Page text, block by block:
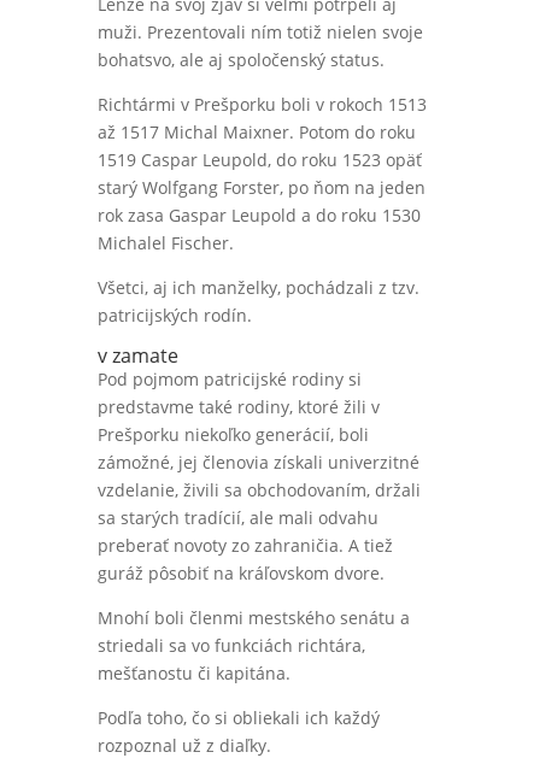
muži. Prezentovali ním totiž nielen svoje
bohatsvo, ale aj spoločenský status.
Richtármi v Prešporku boli v rokoch 1513
až 1517 Michal Maixner. Potom do roku
1519 Caspar Leupold, do roku 1523 opäť
starý Wolfgang Forster, po ňom na jeden
rok zasa Gaspar Leupold a do roku 1530
Michalel Fischer.
Všetci, aj ich manželky, pochádzali z tzv.
patricijských rodín.
v zamate
Pod pojmom patricijské rodiny si
predstavme také rodiny, ktoré žili v
Prešporku niekoľko generácií, boli
zámožné, jej členovia získali univerzitné
vzdelanie, živili sa obchodovaním, držali
sa starých tradícií, ale mali odvahu
preberať novoty zo zahraničia. A tiež
guráž pôsobiť na kráľovskom dvore.
Mnohí boli členmi mestského senátu a
striedali sa vo funkciách richtára,
mešťanostu či kapitána.
Podľa toho, čo si obliekali ich každý
rozpoznal už z diaľky.